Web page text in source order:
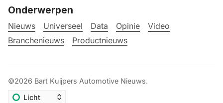
Onderwerpen
Nieuws Universeel Data Opinie
Video
Branchenieuws
Productnieuws
©2026 Bart Kuijpers Automotive Nieuws.